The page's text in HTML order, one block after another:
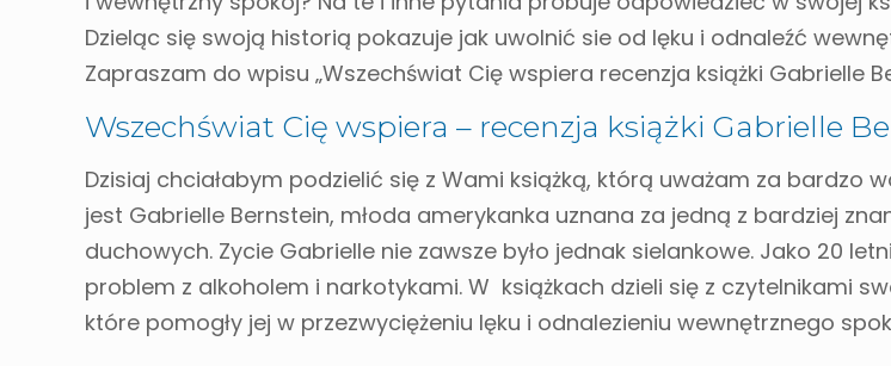
Dzieląc się swoją historią pokazuje jak uwolnić sie od lęku i odnaleźć
Zapraszam do wpisu „Wszechświat Cię wspiera recenzja książki Gabrielle
Wszechświat Cię wspiera – recenzja książki Gabrielle
Dzisiaj chciałabym podzielić się z Wami książką, którą uważam za bardzo
jest Gabrielle Bernstein, młoda amerykanka uznana za jedną z bardziej
duchowych. Zycie Gabrielle nie zawsze było jednak sielankowe. Jako 20
problem z alkoholem i narkotykami. W książkach dzieli się z czytelnikami
które pomogły jej w przezwyciężeniu lęku i odnalezieniu wewnętrznego